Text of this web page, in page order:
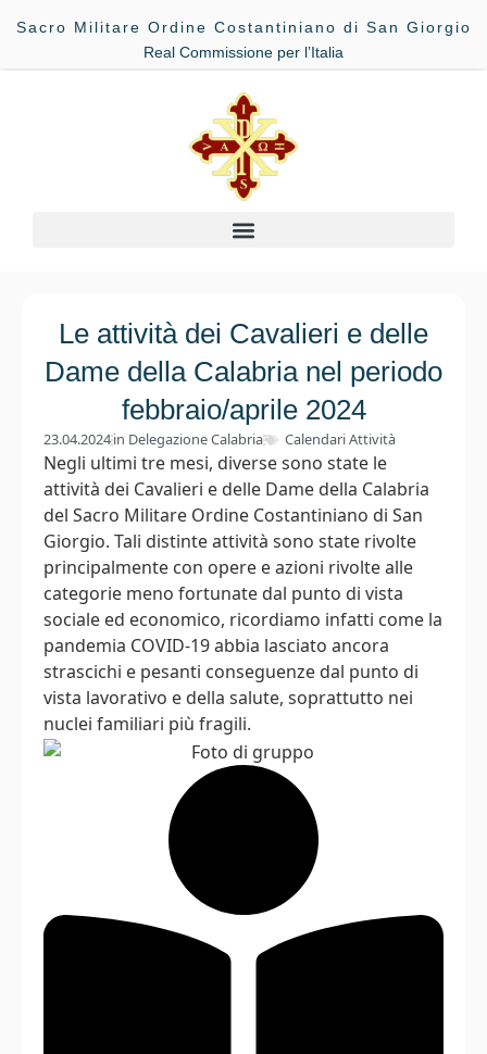
Sacro Militare Ordine Costantiniano di San Giorgio
Real Commissione per l’Italia
Le attività dei Cavalieri e delle
Dame della Calabria nel periodo
febbraio/aprile 2024
23.04.2024in Delegazione Calabria Calendari Attività
Negli ultimi tre mesi, diverse sono state le
attività dei Cavalieri e delle Dame della Calabria
del Sacro Militare Ordine Costantiniano di San
Giorgio. Tali distinte attività sono state rivolte
principalmente con opere e azioni rivolte alle
categorie meno fortunate dal punto di vista
sociale ed economico, ricordiamo infatti come la
pandemia COVID-19 abbia lasciato ancora
strascichi e pesanti conseguenze dal punto di
vista lavorativo e della salute, soprattutto nei
nuclei familiari più fragili.